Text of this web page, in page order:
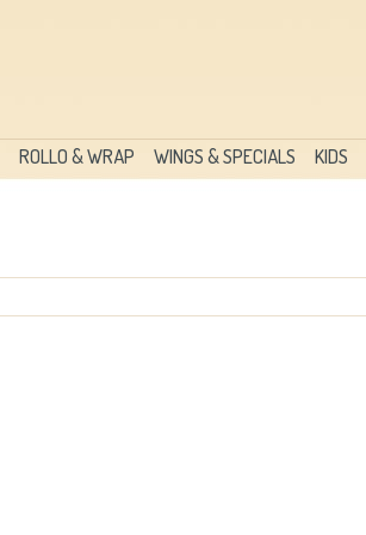
ROLLO & WRAP WINGS & SPECIALS KIDS